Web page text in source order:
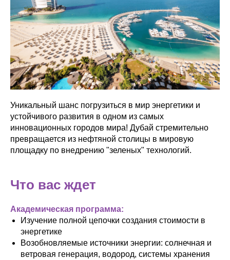
Уникальный шанс погрузиться в мир энергетики и
устойчивого развития в одном из самых
инновационных городов мира! Дубай стремительно
превращается из нефтяной столицы в мировую
площадку по внедрению "зеленых" технологий.
Что вас ждет
Академическая программа:
Изучение полной цепочки создания стоимости в
энергетике
Возобновляемые источники энергии: солнечная и
ветровая генерация, водород, системы хранения